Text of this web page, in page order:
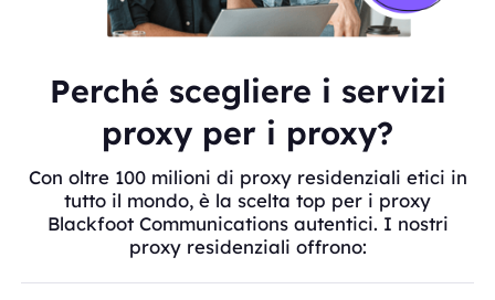
Perché scegliere i servizi
proxy per i proxy?
Con oltre 100 milioni di proxy residenziali etici in
tutto il mondo, è la scelta top per i proxy
Blackfoot Communications autentici. I nostri
proxy residenziali offrono: